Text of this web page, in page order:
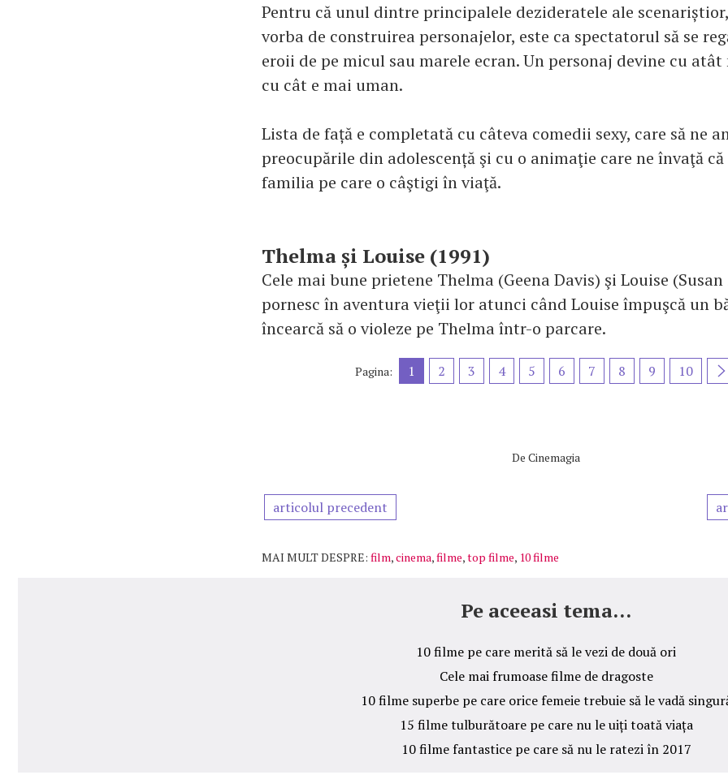
Pentru că unul dintre principalele dezideratele ale
vorba de construirea personajelor, este ca spectatorul să se
eroii de pe micul sau marele ecran. Un personaj devine cu
cu cât e mai uman.
Lista de față e completată cu câteva comedii sexy, care să ne
preocupările din adolescență şi cu o animaţie care ne învaţă
familia pe care o câştigi în viaţă.
Thelma și Louise (1991)
Cele mai bune prietene Thelma (Geena Davis) şi Louise
pornesc în aventura vieţii lor atunci când Louise împuşcă un
încearcă să o violeze pe Thelma într-o parcare.
Pagina: 1 2 3 4 5 6 7 8 9 10
De Cinemagia
articolul precedent
MAI MULT DESPRE: film,cinema,filme,top filme, 10 filme
Pe aceeasi tema...
10 filme pe care merită să le vezi de două ori
Cele mai frumoase filme de dragoste
10 filme superbe pe care orice femeie trebuie să le vadă
15 filme tulburătoare pe care nu le uiți toată viața
10 filme fantastice pe care să nu le ratezi în 2017